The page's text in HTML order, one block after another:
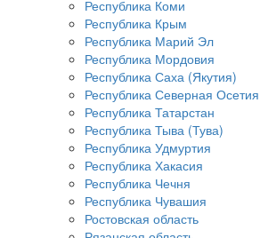
Республика Коми
Республика Крым
Республика Марий Эл
Республика Мордовия
Республика Саха (Якутия)
Республика Северная
Республика Татарстан
Республика Тыва (Тува)
Республика Удмуртия
Республика Хакасия
Республика Чечня
Республика Чувашия
Ростовская область